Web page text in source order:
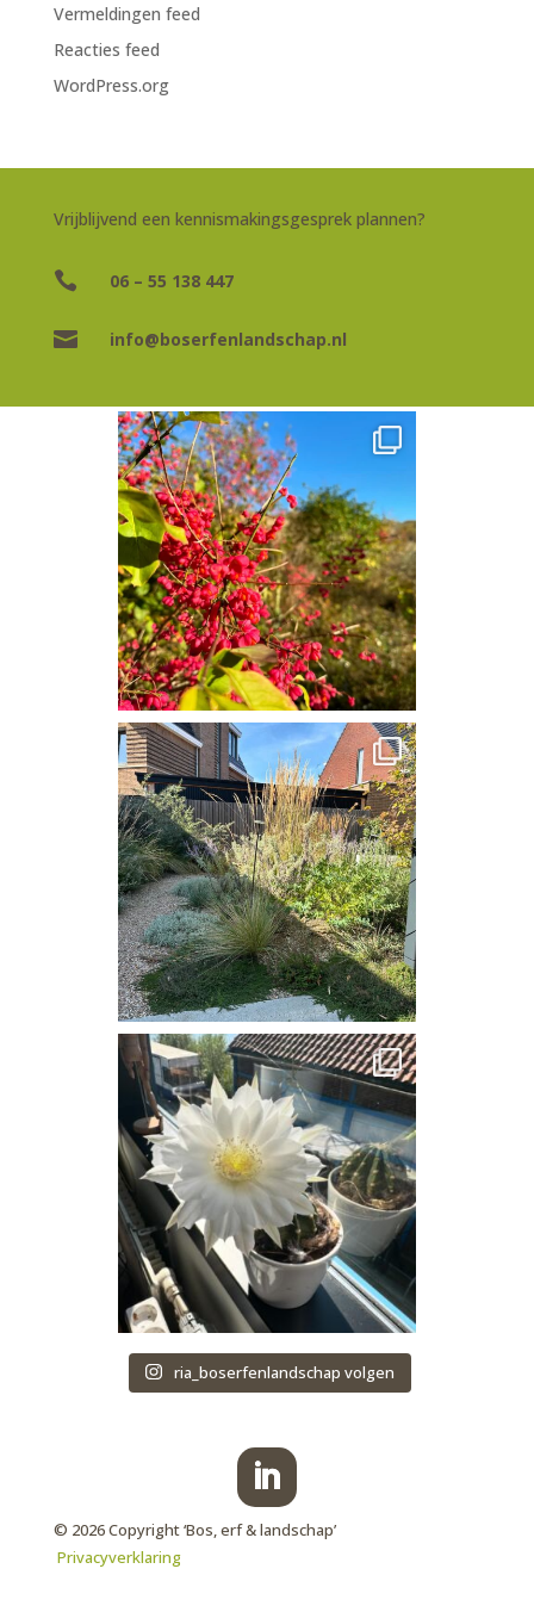
Vermeldingen feed
Reacties feed
WordPress.org
Vrijblijvend een kennismakingsgesprek plannen?
 06 – 55 138 447
 info@boserfenlandschap.nl
ria_boserfenlandschap volgen
© 2026 Copyright ‘Bos, erf & landschap’
Privacyverklaring